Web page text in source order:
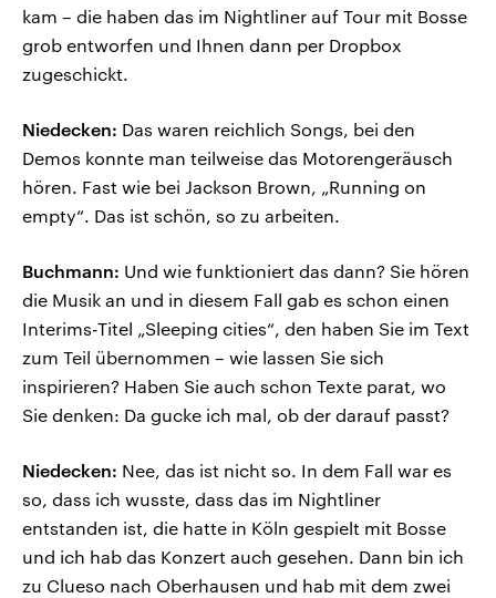
kam – die haben das im Nightliner auf Tour mit Bosse
grob entworfen und Ihnen dann per Dropbox
zugeschickt.
Niedecken: Das waren reichlich Songs, bei den
Demos konnte man teilweise das Motorengeräusch
hören. Fast wie bei Jackson Brown, „Running on
empty“. Das ist schön, so zu arbeiten.
Buchmann: Und wie funktioniert das dann? Sie hören
die Musik an und in diesem Fall gab es schon einen
Interims-Titel „Sleeping cities“, den haben Sie im Text
zum Teil übernommen – wie lassen Sie sich
inspirieren? Haben Sie auch schon Texte parat, wo
Sie denken: Da gucke ich mal, ob der darauf passt?
Niedecken: Nee, das ist nicht so. In dem Fall war es
so, dass ich wusste, dass das im Nightliner
entstanden ist, die hatte in Köln gespielt mit Bosse
und ich hab das Konzert auch gesehen. Dann bin ich
zu Clueso nach Oberhausen und hab mit dem zwei